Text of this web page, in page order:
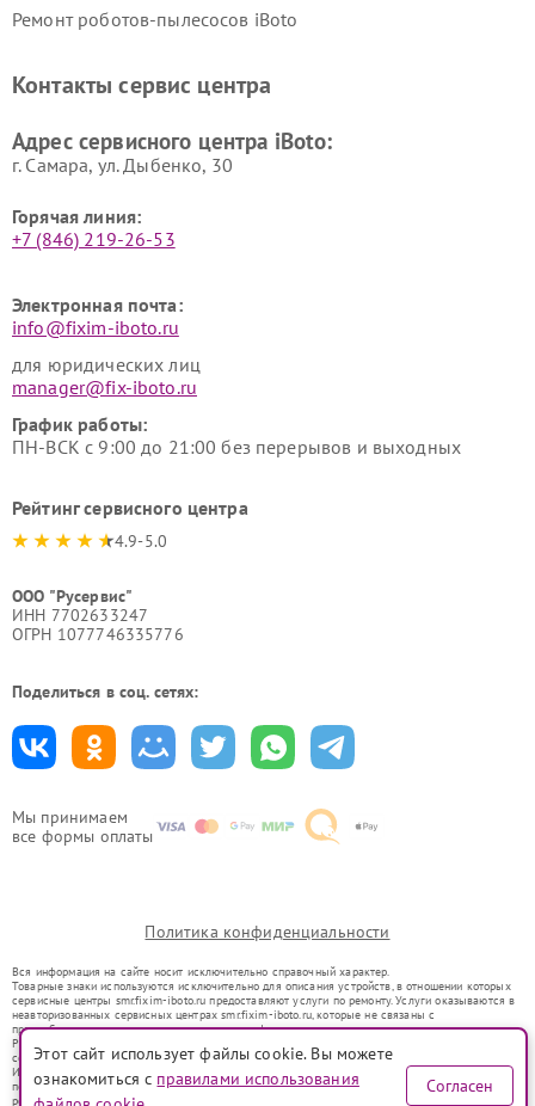
Мы принимаем
все формы оплаты
Ремонт роботов-пылесосов iBoto
Контакты сервис центра
Адрес сервисного центра iBoto:
г. Самара, ул. Дыбенко, 30
Горячая линия:
+7 (846) 219-26-53
Электронная почта:
info@fixim-iboto.ru
для юридических лиц
manager@fix-iboto.ru
График работы:
ПН-ВСК с 9:00 до 21:00 без перерывов и выходных
Рейтинг сервисного центра
4.9-5.0
ООО "Русервис"
ИНН 7702633247
ОГРН 1077746335776
Поделиться в соц. сетях:
Политика конфиденциальности
Вся информация на сайте носит исключительно справочный характер.
Товарные знаки используются исключительно для описания устройств, в отношении которых
сервисные центры smr.fixim-iboto.ru предоставляют услуги по ремонту. Услуги оказываются в
неавторизованных сервисных центрах smr.fixim-iboto.ru, которые не связаны с
правообладателями товарных знаков или их официальными представителями.
Ремонт осуществляется для устройств, уже введенных в гражданский оборот в соответствии
со статьей 1487 ГК РФ.
Использование товарных знаков не преследует цели индивидуализации услуг или введения
потребителей в заблуждение, а служит для информирования о предоставляемых услугах по
ремонту техники указанных брендов.
Этот сайт использует файлы cookie. Вы можете
ознакомиться с правилами использования
Согласен